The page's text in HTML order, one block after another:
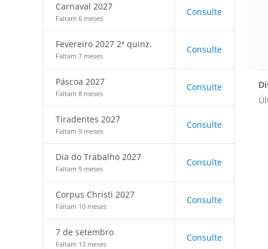
Carnaval 2027
Faltam 6 meses
Consulte
Fevereiro 2027 2ª quinz.
Faltam 7 meses
Consulte
Páscoa 2027
Faltam 8 meses
Consulte
Tiradentes 2027
Faltam 9 meses
Consulte
Dia do Trabalho 2027
Faltam 9 meses
Consulte
Corpus Christi 2027
Faltam 10 meses
Consulte
7 de setembro
Faltam 13 meses
Consulte